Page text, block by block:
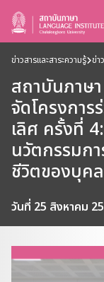
ข่าวสารและสาระความรู้ ข่า
สถาบันภาษ
จัดโครงการ
เลิศ ครั้งที่
นวัตกรรมก
ชีวิตของบุค
วันที่ 25 สิงหาคม